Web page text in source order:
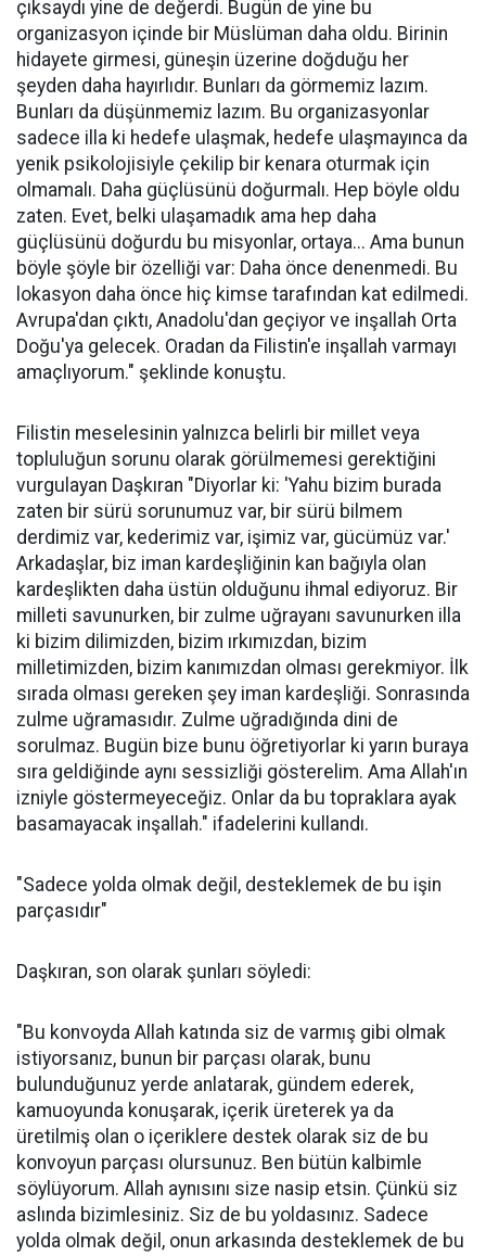
çıksaydı yine de değerdi. Bugün de yine bu
organizasyon içinde bir Müslüman daha oldu. Birinin
hidayete girmesi, güneşin üzerine doğduğu her
şeyden daha hayırlıdır. Bunları da görmemiz lazım.
Bunları da düşünmemiz lazım. Bu organizasyonlar
sadece illa ki hedefe ulaşmak, hedefe ulaşmayınca da
yenik psikolojisiyle çekilip bir kenara oturmak için
olmamalı. Daha güçlüsünü doğurmalı. Hep böyle oldu
zaten. Evet, belki ulaşamadık ama hep daha
güçlüsünü doğurdu bu misyonlar, ortaya... Ama bunun
böyle şöyle bir özelliği var: Daha önce denenmedi. Bu
lokasyon daha önce hiç kimse tarafından kat edilmedi.
Avrupa'dan çıktı, Anadolu'dan geçiyor ve inşallah Orta
Doğu'ya gelecek. Oradan da Filistin'e inşallah varmayı
amaçlıyorum." şeklinde konuştu.
Filistin meselesinin yalnızca belirli bir millet veya
topluluğun sorunu olarak görülmemesi gerektiğini
vurgulayan Daşkıran "Diyorlar ki: 'Yahu bizim burada
zaten bir sürü sorunumuz var, bir sürü bilmem
derdimiz var, kederimiz var, işimiz var, gücümüz var.'
Arkadaşlar, biz iman kardeşliğinin kan bağıyla olan
kardeşlikten daha üstün olduğunu ihmal ediyoruz. Bir
milleti savunurken, bir zulme uğrayanı savunurken illa
ki bizim dilimizden, bizim ırkımızdan, bizim
milletimizden, bizim kanımızdan olması gerekmiyor. İlk
sırada olması gereken şey iman kardeşliği. Sonrasında
zulme uğramasıdır. Zulme uğradığında dini de
sorulmaz. Bugün bize bunu öğretiyorlar ki yarın buraya
sıra geldiğinde aynı sessizliği gösterelim. Ama Allah'ın
izniyle göstermeyeceğiz. Onlar da bu topraklara ayak
basamayacak inşallah." ifadelerini kullandı.
"Sadece yolda olmak değil, desteklemek de bu işin
parçasıdır"
Daşkıran, son olarak şunları söyledi:
"Bu konvoyda Allah katında siz de varmış gibi olmak
istiyorsanız, bunun bir parçası olarak, bunu
bulunduğunuz yerde anlatarak, gündem ederek,
kamuoyunda konuşarak, içerik üreterek ya da
üretilmiş olan o içeriklere destek olarak siz de bu
konvoyun parçası olursunuz. Ben bütün kalbimle
söylüyorum. Allah aynısını size nasip etsin. Çünkü siz
aslında bizimlesiniz. Siz de bu yoldasınız. Sadece
yolda olmak değil, onun arkasında desteklemek de bu